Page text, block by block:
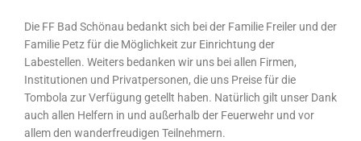
Die FF Bad Schönau bedankt sich bei der Familie Freiler und der
Familie Petz für die Möglichkeit zur Einrichtung der
Labestellen. Weiters bedanken wir uns bei allen Firmen,
Institutionen und Privatpersonen, die uns Preise für die
Tombola zur Verfügung getellt haben. Natürlich gilt unser Dank
auch allen Helfern in und außerhalb der Feuerwehr und vor
allem den wanderfreudigen Teilnehmern.